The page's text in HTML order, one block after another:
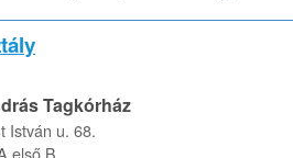
Tagkórház
István u. 68.